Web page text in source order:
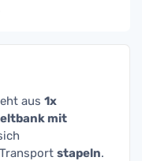
aus 1x
mit
stapeln.